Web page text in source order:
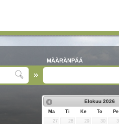
MÄÄRÄNPÄÄ
Elokuu 2026
Ma Ti Ke To
Pe
27
28 29 30